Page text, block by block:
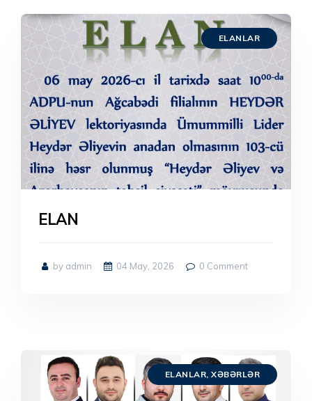
ELANLAR
ELAN
by admin 04 May, 2026 0 Comment
ELANLAR, XƏBƏRLƏR